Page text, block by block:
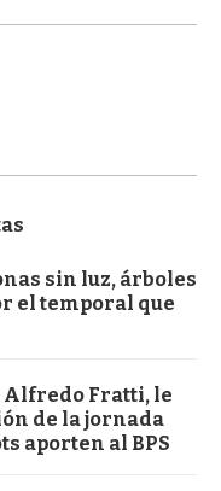
sin luz, árboles
el temporal que
Alfredo Fratti, le
de la jornada
aporten al BPS